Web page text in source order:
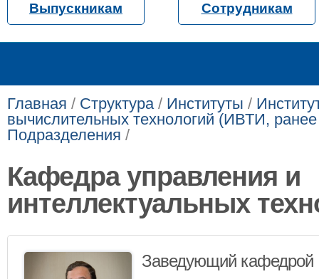
Выпускникам Сотрудникам
Главная / Структура/ Институты /
вычислительных технологий (ИВТИ,
Подразделения /
Кафедра управления и
интеллектуальных
Заведующий кафедрой